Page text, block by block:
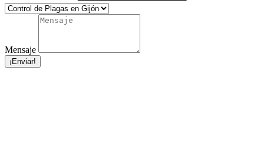
Mensaje
¡Enviar!